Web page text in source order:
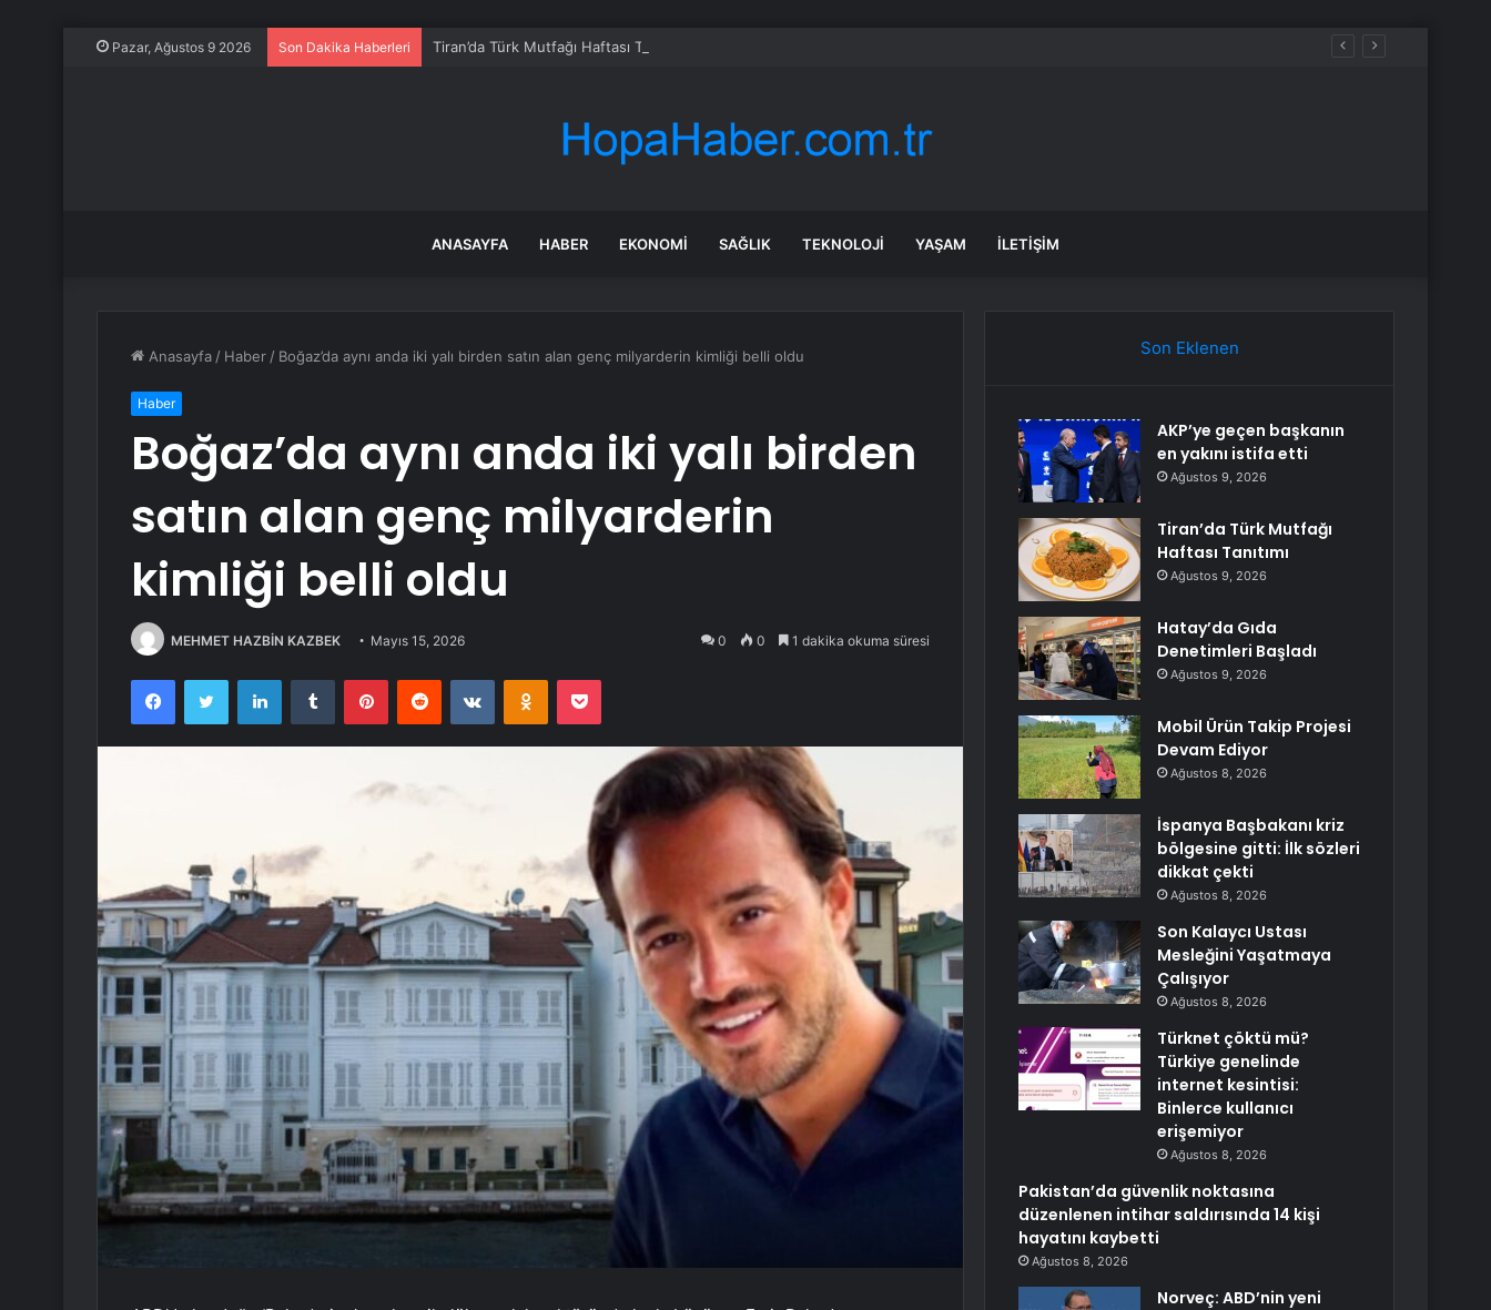
Pazar, Ağustos 9 2026 Son Dakika Haberleri Tiran’da Türk Mutfağı Haftası Tanıtımı
ANASAYFA HABER EKONOMI SAĞLIK TEKNOLOJI YAŞAM İLETIŞIM
Anasayfa / Haber / Boğaz’da aynı anda iki yalı birden satın alan genç milyarderin kimliği belli oldu
Haber
Boğaz’da aynı anda iki yalı birden
satın alan genç milyarderin
kimliği belli oldu
MEHMET HAZBİN KAZBEK Mayıs 15, 2026 0 0 1 dakika okuma süresi
FacebookTwitter LinkedInTumblr PinterestReddit VKontakteOdnoklassniki
Pocket
Son Eklenen
AKP’ye geçen başkanın
en yakını istifa etti
Ağustos 9, 2026
Tiran’da Türk Mutfağı
Haftası Tanıtımı
Ağustos 9, 2026
Hatay’da Gıda
Denetimleri Başladı
Ağustos 9, 2026
Mobil Ürün Takip Projesi
Devam Ediyor
Ağustos 8, 2026
İspanya Başbakanı kriz
bölgesine gitti: İlk sözleri
dikkat çekti
Ağustos 8, 2026
Son Kalaycı Ustası
Mesleğini Yaşatmaya
Çalışıyor
Ağustos 8, 2026
Türknet çöktü mü?
Türkiye genelinde
internet kesintisi:
Binlerce kullanıcı
erişemiyor
Ağustos 8, 2026
Pakistan’da güvenlik noktasına
düzenlenen intihar saldırısında 14 kişi
hayatını kaybetti
Ağustos 8, 2026
Norveç: ABD’nin yeni